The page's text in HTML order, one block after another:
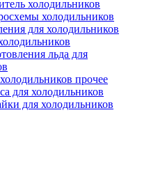
холодильников
холодильников
для холодильников
льда для
прочее
для холодильников
для холодильников